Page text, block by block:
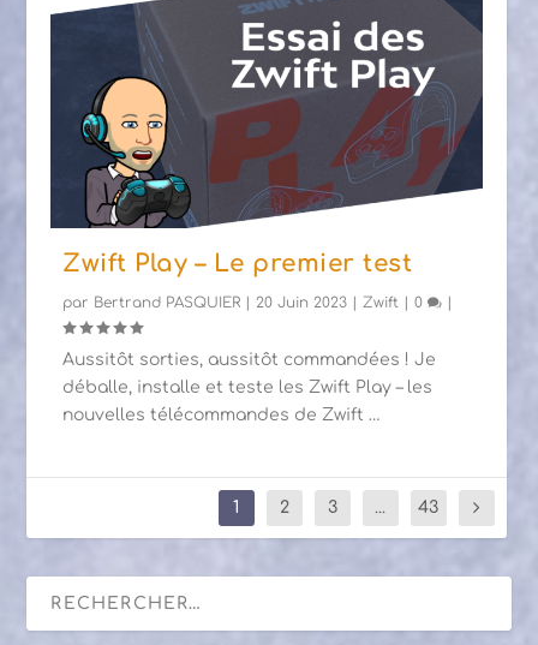
Zwift Play – Le premier test
par Bertrand PASQUIER | 20 Juin 2023 | Zwift |0 |
Aussitôt sorties, aussitôt commandées ! Je
déballe, installe et teste les Zwift Play – les
nouvelles télécommandes de Zwift …
1 2 3 ... 43